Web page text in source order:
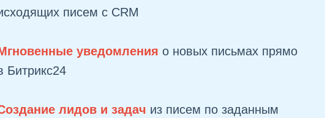
писем с CRM
уведомления о новых письмах прямо
Битрикс24
лидов и задач из писем по заданным